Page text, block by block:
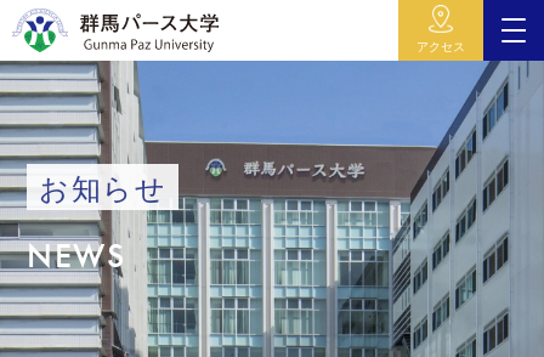
アクセス
お知らせ
NEWS